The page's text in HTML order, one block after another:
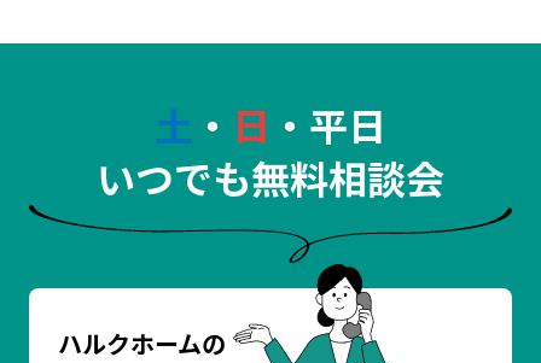
土 ・ 日 ・平日
いつでも無料相談会
ハルクホームの